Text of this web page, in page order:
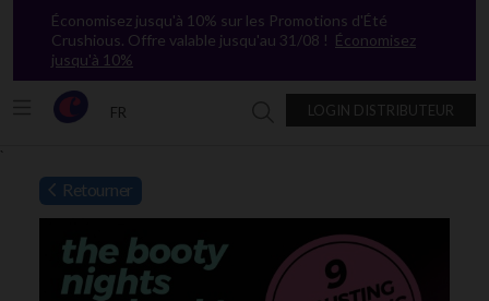
`
Économisez jusqu'à 10% sur les Promotions d'Été
Crushious. Offre valable jusqu'au 31/08 ! Économisez
jusqu'à 10%
FR LOGIN DISTRIBUTEUR
Chercher dans Crushious
Retourner